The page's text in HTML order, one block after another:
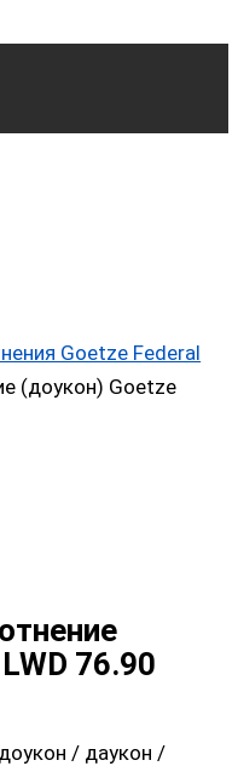
Goetze Federal
(доукон) Goetze
76.90
/ даукон /